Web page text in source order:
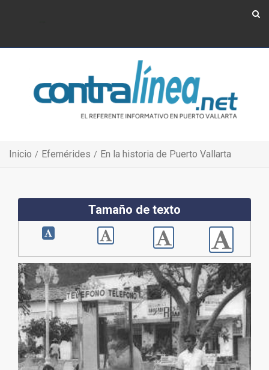
Inicio Efemérides En la historia de Puerto Vallarta
Tamaño de texto